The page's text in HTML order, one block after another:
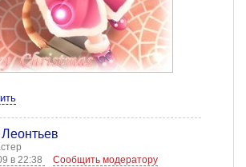
в 22:38
Сообщить модератору